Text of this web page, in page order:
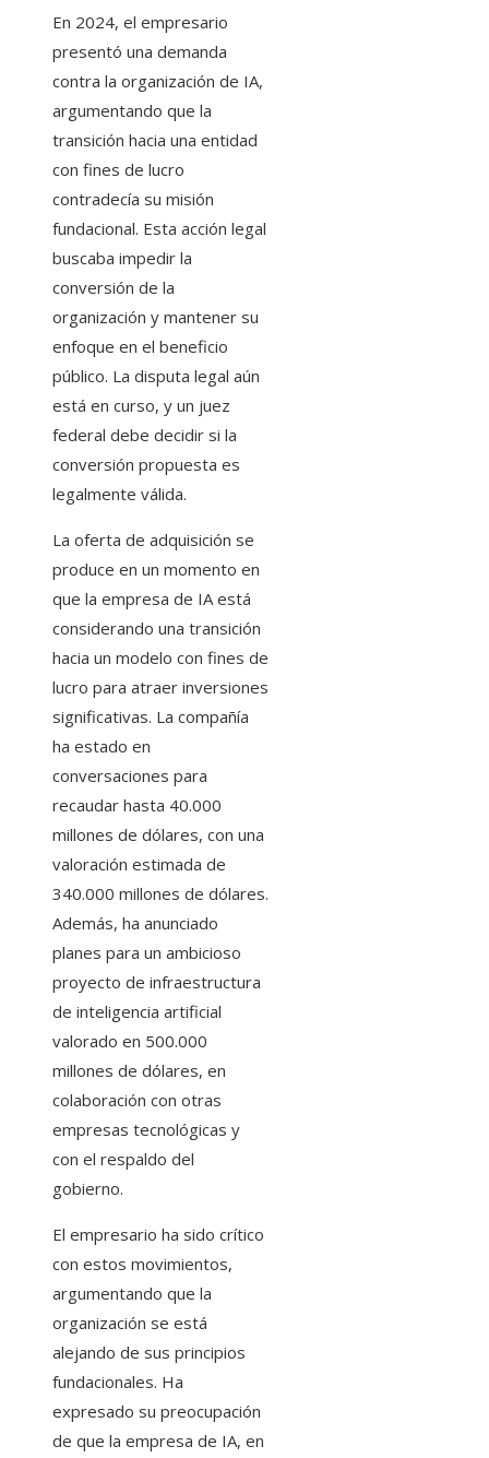
En 2024, el empresario
presentó una demanda
contra la organización de IA,
argumentando que la
transición hacia una entidad
con fines de lucro
contradecía su misión
fundacional. Esta acción legal
buscaba impedir la
conversión de la
organización y mantener su
enfoque en el beneficio
público. La disputa legal aún
está en curso, y un juez
federal debe decidir si la
conversión propuesta es
legalmente válida.
La oferta de adquisición se
produce en un momento en
que la empresa de IA está
considerando una transición
hacia un modelo con fines de
lucro para atraer inversiones
significativas. La compañía
ha estado en
conversaciones para
recaudar hasta 40.000
millones de dólares, con una
valoración estimada de
340.000 millones de dólares.
Además, ha anunciado
planes para un ambicioso
proyecto de infraestructura
de inteligencia artificial
valorado en 500.000
millones de dólares, en
colaboración con otras
empresas tecnológicas y
con el respaldo del
gobierno.
El empresario ha sido crítico
con estos movimientos,
argumentando que la
organización se está
alejando de sus principios
fundacionales. Ha
expresado su preocupación
de que la empresa de IA, en